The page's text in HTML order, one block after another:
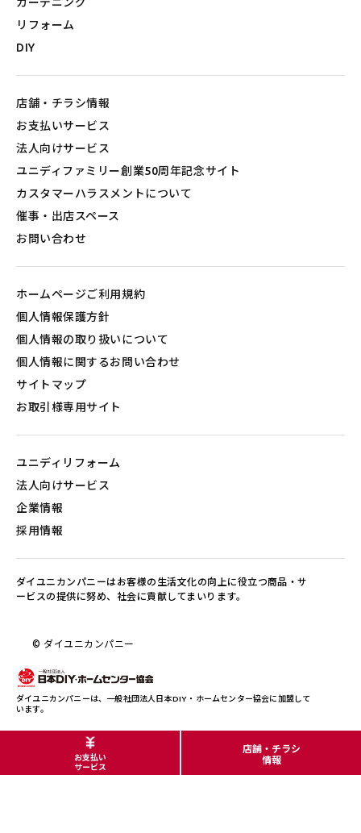
リフォーム
DIY
店舗・チラシ情報
お支払いサービス
法人向けサービス
ユニディファミリー創業50周年記念サイト
カスタマーハラスメントについて
催事・出店スペース
お問い合わせ
ホームページご利用規約
個人情報保護方針
個人情報の取り扱いについて
個人情報に関するお問い合わせ
サイトマップ
お取引様専用サイト
ユニディリフォーム
法人向けサービス
企業情報
採用情報
ダイユニカンパニーはお客様の生活文化の向上に役立つ商品・サ
ービスの提供に努め、社会に貢献してまいります。
© ダイユニカンパニー
ダイユニカンパニーは、一般社団法人日本DIY・ホームセンター協会に加盟して
います。
お支払い
サービス
店舗・チラシ
情報